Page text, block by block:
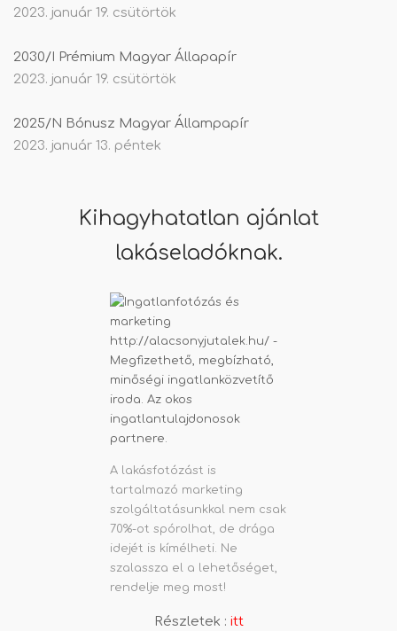
2023. január 19. csütörtök
2030/I Prémium Magyar Állapapír
2023. január 19. csütörtök
2025/N Bónusz Magyar Állampapír
2023. január 13. péntek
Kihagyhatatlan ajánlat
lakáseladóknak.
A lakásfotózást is
tartalmazó marketing
szolgáltatásunkkal nem csak
70%-ot spórolhat, de drága
idejét is kímélheti. Ne
szalassza el a lehetőséget,
rendelje meg most!
Részletek : itt